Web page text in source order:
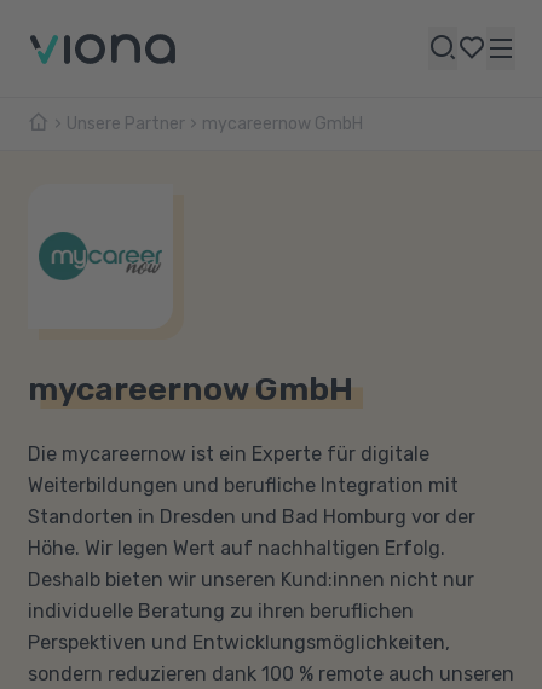
Unsere Partner mycareernow GmbH
mycareernow GmbH
Die mycareernow ist ein Experte für digitale
Weiterbildungen und berufliche Integration mit
Standorten in Dresden und Bad Homburg vor der
Höhe. Wir legen Wert auf nachhaltigen Erfolg.
Deshalb bieten wir unseren Kund:innen nicht nur
individuelle Beratung zu ihren beruflichen
Perspektiven und Entwicklungsmöglichkeiten,
sondern reduzieren dank 100 % remote auch unseren